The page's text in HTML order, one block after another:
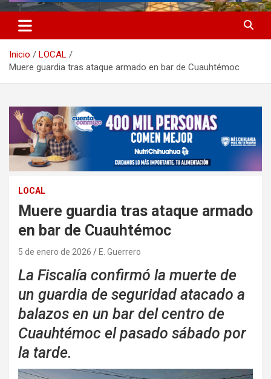
Inicio
LOCAL
Muere guardia tras ataque armado en bar de Cuauhtémoc
LOCAL
Muere guardia tras ataque armado
en bar de Cuauhtémoc
5 de enero de 2026 E. Guerrero
La Fiscalía confirmó la muerte de
un guardia de seguridad atacado a
balazos en un bar del centro de
Cuauhtémoc el pasado sábado por
la tarde.